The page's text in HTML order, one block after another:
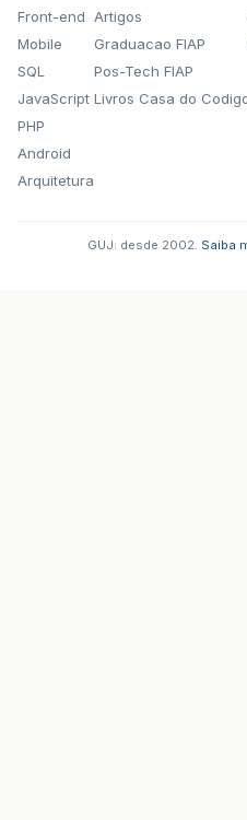
Front-end
Mobile
SQL
JavaScript
PHP
Android
Arquitetura
Artigos
Graduacao FIAP
Pos-Tech FIAP
Livros Casa do
GUJ: desde 2002. Saiba